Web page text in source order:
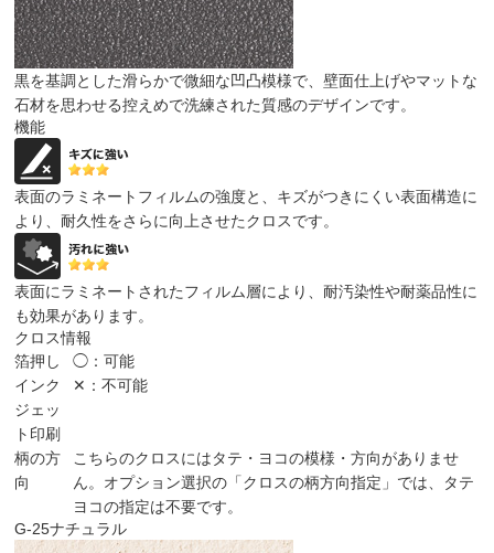
黒を基調とした滑らかで微細な凹凸模様で、壁面仕上げやマットな
石材を思わせる控えめで洗練された質感のデザインです。
機能
表面のラミネートフィルムの強度と、キズがつきにくい表面構造に
より、耐久性をさらに向上させたクロスです。
表面にラミネートされたフィルム層により、耐汚染性や耐薬品性に
も効果があります。
クロス情報
箔押し
◯：可能
インク
ジェッ
ト印刷
✕：不可能
柄の方
向
こちらのクロスにはタテ・ヨコの模様・方向がありませ
ん。オプション選択の「クロスの柄方向指定」では、タテ
ヨコの指定は不要です。
G-25ナチュラル